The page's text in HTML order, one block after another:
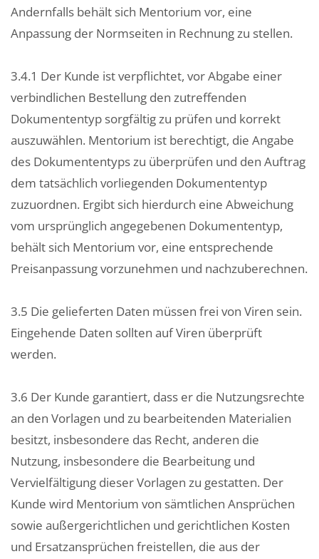
Andernfalls behält sich Mentorium vor, eine
Anpassung der Normseiten in Rechnung zu stellen.
3.4.1 Der Kunde ist verpflichtet, vor Abgabe einer
verbindlichen Bestellung den zutreffenden
Dokumententyp sorgfältig zu prüfen und korrekt
auszuwählen. Mentorium ist berechtigt, die Angabe
des Dokumententyps zu überprüfen und den Auftrag
dem tatsächlich vorliegenden Dokumententyp
zuzuordnen. Ergibt sich hierdurch eine Abweichung
vom ursprünglich angegebenen Dokumententyp,
behält sich Mentorium vor, eine entsprechende
Preisanpassung vorzunehmen und nachzuberechnen.
3.5 Die gelieferten Daten müssen frei von Viren sein.
Eingehende Daten sollten auf Viren überprüft
werden.
3.6 Der Kunde garantiert, dass er die Nutzungsrechte
an den Vorlagen und zu bearbeitenden Materialien
besitzt, insbesondere das Recht, anderen die
Nutzung, insbesondere die Bearbeitung und
Vervielfältigung dieser Vorlagen zu gestatten. Der
Kunde wird Mentorium von sämtlichen Ansprüchen
sowie außergerichtlichen und gerichtlichen Kosten
und Ersatzansprüchen freistellen, die aus der